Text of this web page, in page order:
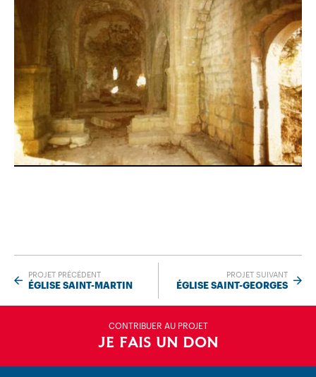
PROJET PRÉCÉDENT
ÉGLISE SAINT-MARTIN
PROJET SUIVANT
ÉGLISE SAINT-GEORGES
CONTRIBUER AU PROJET
JE FAIS UN DON